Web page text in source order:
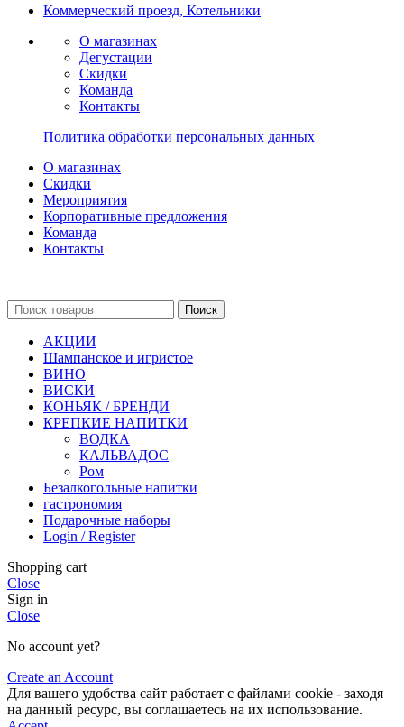
Коммерческий проезд, Котельники
О магазинах
Дегустации
Скидки
Команда
Контакты
Политика обработки персональных данных
О магазинах
Скидки
Мероприятия
Корпоративные предложения
Команда
Контакты
Поиск
АКЦИИ
Шампанское и игристое
ВИНО
ВИСКИ
КОНЬЯК / БРЕНДИ
КРЕПКИЕ НАПИТКИ
ВОДКА
КАЛЬВАДОС
Ром
Безалкогольные напитки
гастрономия
Подарочные наборы
Login / Register
Shopping cart
Close
Sign in
Close
No account yet?
Create an Account
Для вашего удобства сайт работает с файлами cookie - заходя
на данный ресурс, вы соглашаетесь на их использование.